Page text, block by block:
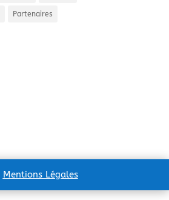
Partenaires
Mentions Légales